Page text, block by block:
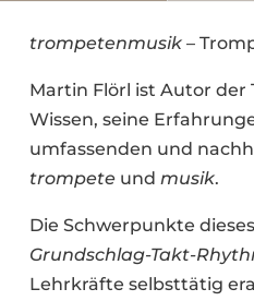
trompetenmusik–
Martin Flörl ist Autor der
Wissen, seine
umfassenden und
trompete und musik.
Die Schwerpunkte
Grundschlag-Takt-
Lehrkräfte selbsttätig